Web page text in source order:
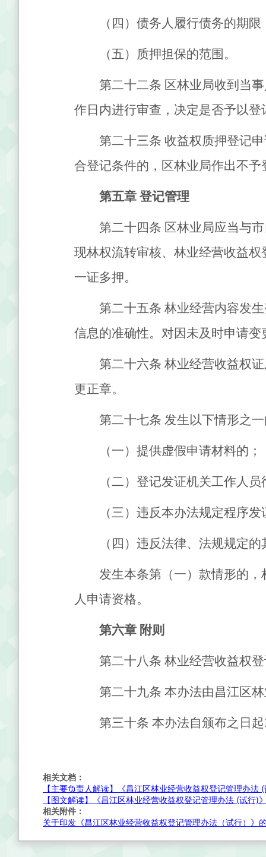
（四）债务人履行债务的期限
（五）质押担保的范围。
第二十二条 区林业局收到当
作日内进行审查，决定是否予以登
第二十三条 收益权质押登记
合登记条件的，区林业局作出不
第五章 登记管理
第二十四条 区林业局应当与
现林权流转审核、林业经营收益
一证多押。
第二十五条 林业经营内容发
信息的准确性。对因未及时申请
第二十六条 林业经营收益权
更正章。
第二十七条 发生以下情形之
（一）提供虚假申请材料的；
（二）登记发证机关工作人
（三）违反本办法规定程序发
（四）违反法律、法规规定
发生本条第（一）款情形的
人申请资格。
第六章 附则
第二十八条 林业经营收益权
第二十九条 本办法由昌江区
第三十条 本办法自颁布之日起
相关文档：
【主要负责人解读】《昌江区林业经营收益权登记管理办法
【图文解读】《昌江区林业经营收益权登记管理办法 (试行)
相关附件：
关于印发《昌江区林业经营收益权登记管理办法（试行）》